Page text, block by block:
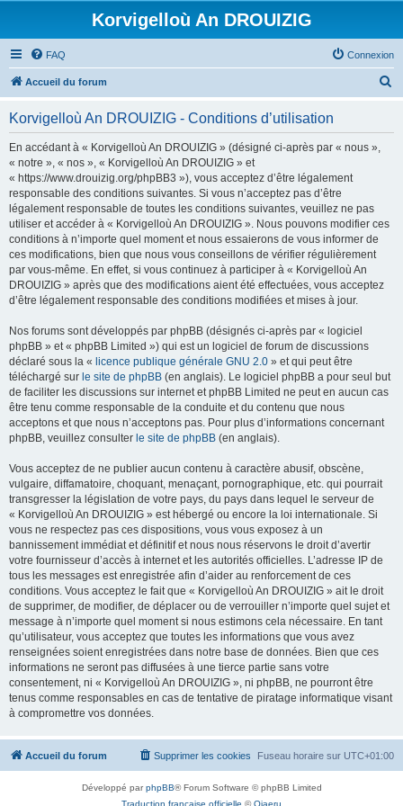
Korvigelloù An DROUIZIG
FAQ Connexion
Accueil du forum
Korvigelloù An DROUIZIG - Conditions d’utilisation
En accédant à « Korvigelloù An DROUIZIG » (désigné ci-après par « nous »,
« notre », « nos », « Korvigelloù An DROUIZIG » et
« https://www.drouizig.org/phpBB3 »), vous acceptez d’être légalement
responsable des conditions suivantes. Si vous n’acceptez pas d’être
légalement responsable de toutes les conditions suivantes, veuillez ne pas
utiliser et accéder à « Korvigelloù An DROUIZIG ». Nous pouvons modifier ces
conditions à n’importe quel moment et nous essaierons de vous informer de
ces modifications, bien que nous vous conseillons de vérifier régulièrement
par vous-même. En effet, si vous continuez à participer à « Korvigelloù An
DROUIZIG » après que des modifications aient été effectuées, vous acceptez
d’être légalement responsable des conditions modifiées et mises à jour.
Nos forums sont développés par phpBB (désignés ci-après par « logiciel
phpBB » et « phpBB Limited ») qui est un logiciel de forum de discussions
déclaré sous la « licence publique générale GNU 2.0 » et qui peut être
téléchargé sur le site de phpBB (en anglais). Le logiciel phpBB a pour seul but
de faciliter les discussions sur internet et phpBB Limited ne peut en aucun cas
être tenu comme responsable de la conduite et du contenu que nous
acceptons et que nous n’acceptons pas. Pour plus d’informations concernant
phpBB, veuillez consulter le site de phpBB (en anglais).
Vous acceptez de ne publier aucun contenu à caractère abusif, obscène,
vulgaire, diffamatoire, choquant, menaçant, pornographique, etc. qui pourrait
transgresser la législation de votre pays, du pays dans lequel le serveur de
« Korvigelloù An DROUIZIG » est hébergé ou encore la loi internationale. Si
vous ne respectez pas ces dispositions, vous vous exposez à un
bannissement immédiat et définitif et nous nous réservons le droit d’avertir
votre fournisseur d’accès à internet et les autorités officielles. L’adresse IP de
tous les messages est enregistrée afin d’aider au renforcement de ces
conditions. Vous acceptez le fait que « Korvigelloù An DROUIZIG » ait le droit
de supprimer, de modifier, de déplacer ou de verrouiller n’importe quel sujet et
message à n’importe quel moment si nous estimons cela nécessaire. En tant
qu’utilisateur, vous acceptez que toutes les informations que vous avez
renseignées soient enregistrées dans notre base de données. Bien que ces
informations ne seront pas diffusées à une tierce partie sans votre
consentement, ni « Korvigelloù An DROUIZIG », ni phpBB, ne pourront être
tenus comme responsables en cas de tentative de piratage informatique visant
à compromettre vos données.
Accueil du forum Fuseau horaire sur UTC+01:00
Supprimer les cookies
Développé parphpBB® Forum Software © phpBB Limited
Traduction française officielle ©Qiaeru